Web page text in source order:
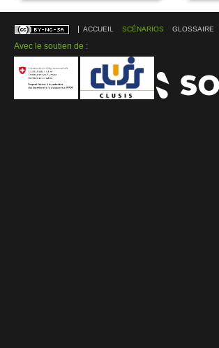
ACCUEIL SCÉNARIOS GLOSSAIRE
Avec le soutien de :